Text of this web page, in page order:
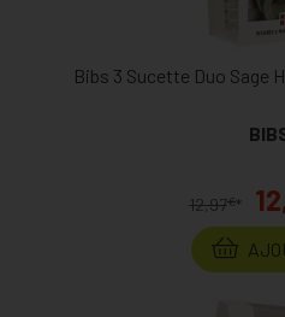
Bibs 3 Sucette Duo Sage
12,97€*